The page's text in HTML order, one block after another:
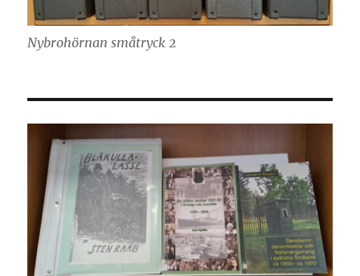
Nybrohörnan småtryck 2